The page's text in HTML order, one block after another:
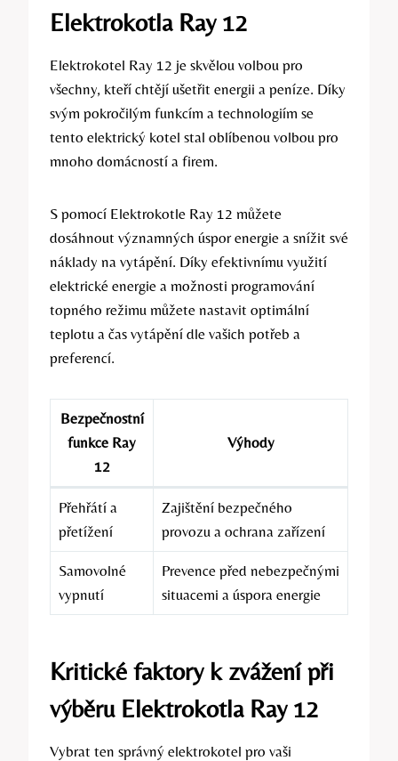
Elektrokotla Ray 12
Elektrokotel Ray 12 je skvělou volbou pro
všechny, kteří chtějí ušetřit energii a peníze. Díky
svým pokročilým funkcím a technologiím se
tento elektrický kotel stal oblíbenou volbou pro
mnoho domácností a firem.
S pomocí Elektrokotle Ray 12 můžete
dosáhnout významných úspor energie a snížit své
náklady na vytápění. Díky efektivnímu využití
elektrické energie a možnosti programování
topného režimu můžete nastavit optimální
teplotu a čas vytápění dle vašich potřeb a
preferencí.
Bezpečnostní
funkce Ray
12
Výhody
Přehřátí a
přetížení
Zajištění bezpečného
provozu a ochrana zařízení
Samovolné
vypnutí
Prevence před nebezpečnými
situacemi a úspora energie
Kritické faktory k zvážení při
výběru Elektrokotla Ray 12
Vybrat ten správný elektrokotel pro vaši